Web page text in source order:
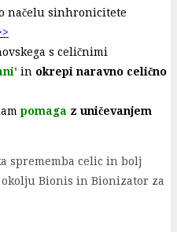
načelu sinhronicitete
s celičnimi
in okrepi naravno celično
pomaga z uničevanjem